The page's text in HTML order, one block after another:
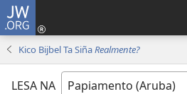
JW.ORG
Kico Bijbel Ta SiñaRealmente?
LESA NA